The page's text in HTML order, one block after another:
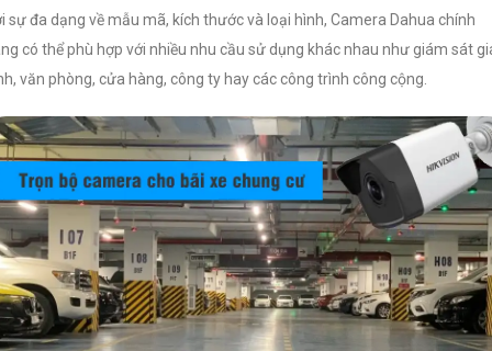
sự đa dạng về mẫu mã, kích thước và loại hình, Camera Dahua chính
có thể phù hợp với nhiều nhu cầu sử dụng khác nhau như giám sát
văn phòng, cửa hàng, công ty hay các công trình công cộng.